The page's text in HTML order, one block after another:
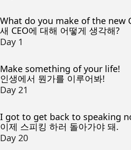
What do you make of the new
새 CEO에 대해 어떻게 생각해?
Day 1
Make something of your life!
인생에서 뭔가를 이루어봐!
Day 21
I got to get back to speaking
이제 스피킹 하러 돌아가야 돼.
Day 20